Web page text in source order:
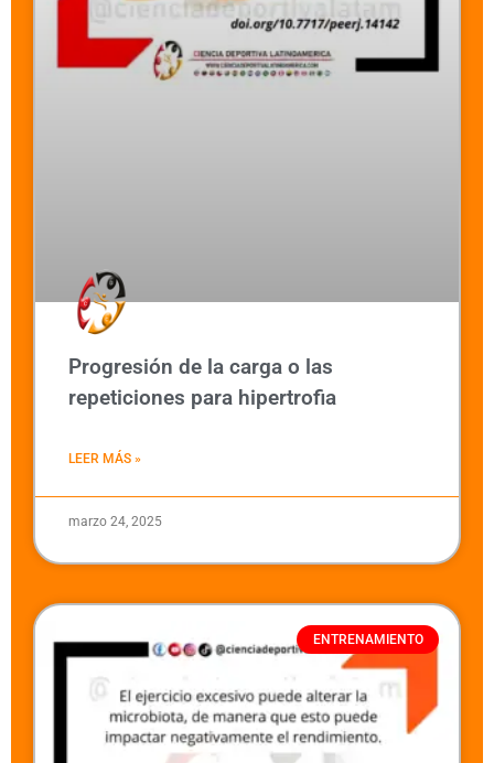
Progresión de la carga o las
repeticiones para hipertrofia
LEER MÁS »
marzo 24, 2025
ENTRENAMIENTO